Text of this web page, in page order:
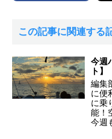
この記事に関連する
今週
ト】
編集
に便
に乗
能！
今週